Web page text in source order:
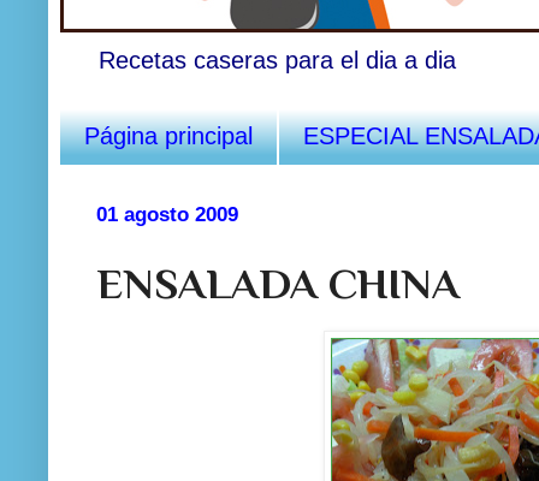
Recetas caseras para el dia a dia
Página principal ESPECIAL
01 agosto 2009
ENSALADA CHINA